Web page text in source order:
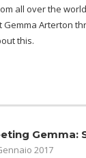
all over the
Arterton
this.
Gemma:
2017